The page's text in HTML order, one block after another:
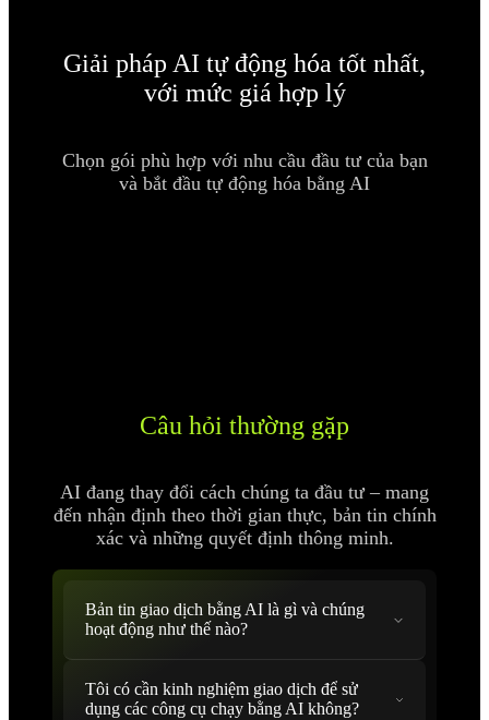
Giải pháp AI tự động hóa tốt nhất,
với mức giá hợp lý
Chọn gói phù hợp với nhu cầu đầu tư của bạn
và bắt đầu tự động hóa bằng AI
Câu hỏi thường gặp
AI đang thay đổi cách chúng ta đầu tư – mang
đến nhận định theo thời gian thực, bản tin chính
xác và những quyết định thông minh.
Bản tin giao dịch bằng AI là gì và chúng
hoạt động như thế nào?
Tôi có cần kinh nghiệm giao dịch để sử
dụng các công cụ chạy bằng AI không?